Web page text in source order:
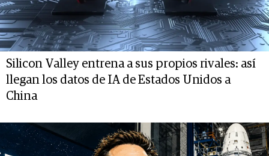
Silicon Valley entrena a sus propios rivales: así
llegan los datos de IA de Estados Unidos a
China